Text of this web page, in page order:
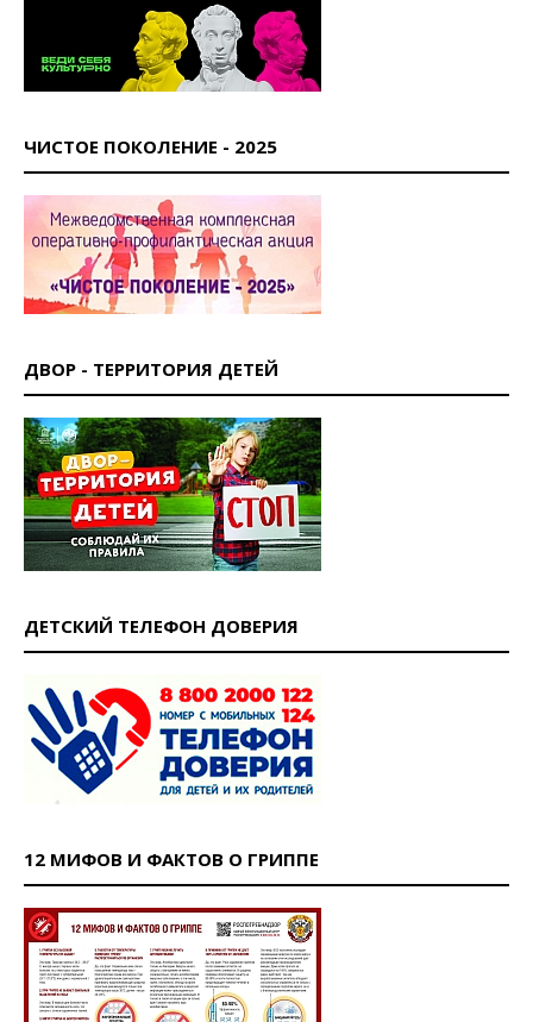
ЧИСТОЕ ПОКОЛЕНИЕ - 2025
ДВОР - ТЕРРИТОРИЯ ДЕТЕЙ
ДЕТСКИЙ ТЕЛЕФОН ДОВЕРИЯ
12 МИФОВ И ФАКТОВ О ГРИППЕ